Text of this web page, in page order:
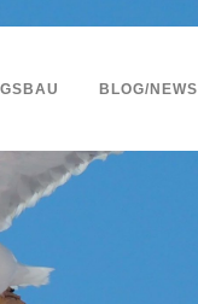
BLOG/NEWS